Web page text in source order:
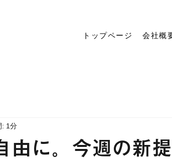
トップページ 会社概
由に。今週の新提
: 1分